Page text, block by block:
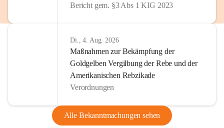
Bericht gem. §3 Abs 1 KIG 2023
Di., 4. Aug. 2026
Maßnahmen zur Bekämpfung der
Goldgelben Vergilbung der Rebe und der
Amerikanischen Rebzikade
Verordnungen
Alle Bekanntmachungen sehen